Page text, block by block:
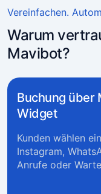
Vereinfachen.
Warum
Mavibot?
Buchung über
Widget
Kunden wählen
Instagram,
Anrufe oder